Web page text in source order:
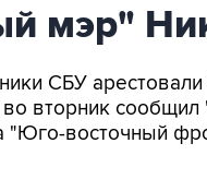
мэр"
СБУ
вторник сообщил
восточный